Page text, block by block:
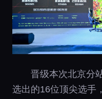
晋级本次北京分
选出的16位顶尖选手